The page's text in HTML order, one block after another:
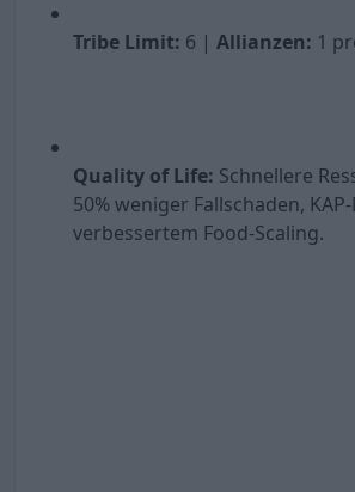
Tribe Limit: 6 | Allianzen: 1
Quality of Life: Schnellere
50% weniger Fallschaden,
verbessertem Food-Scaling.